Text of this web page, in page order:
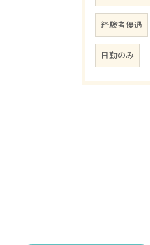
経験者優遇
日勤のみ